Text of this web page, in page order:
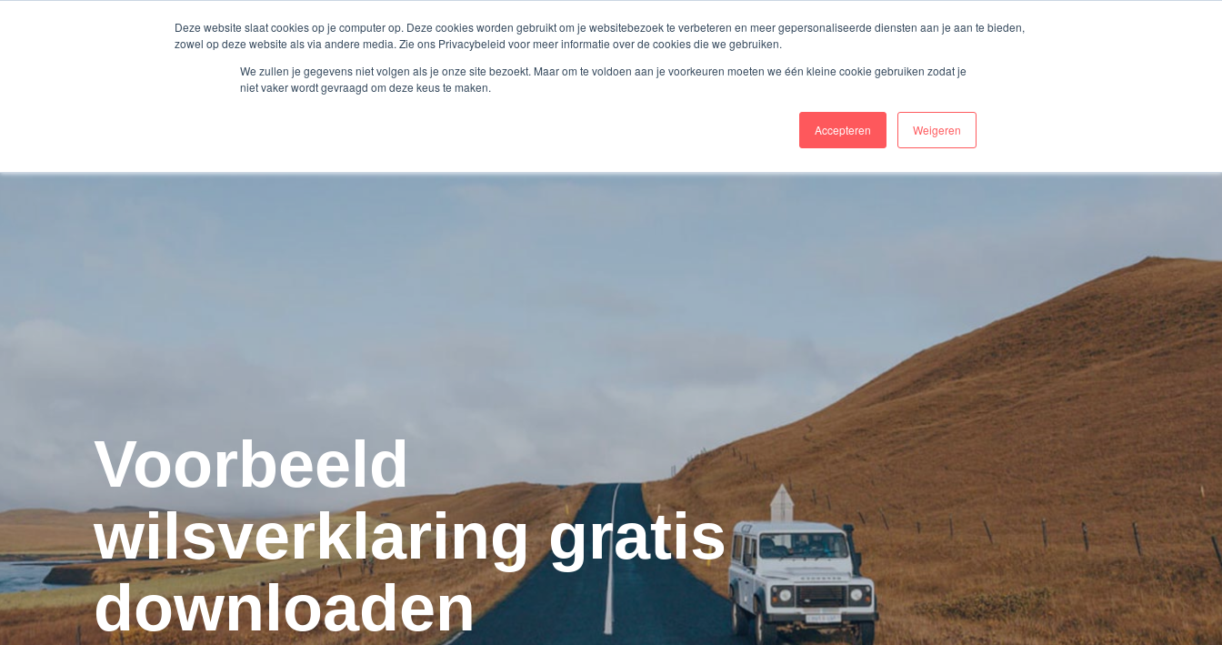
Deze website slaat cookies op je computer op. Deze cookies worden gebruikt om je websitebezoek te verbeteren en meer gepersonaliseerde diensten aan je aan te bieden,
zowel op deze website als via andere media. Zie ons Privacybeleid voor meer informatie over de cookies die we gebruiken.
We zullen je gegevens niet volgen als je onze site bezoekt. Maar om te voldoen aan je voorkeuren moeten we één kleine cookie gebruiken zodat je
niet vaker wordt gevraagd om deze keus te maken.
Accepteren Weigeren
Begin met opstellen
Voorbeeld
wilsverklaring gratis
downloaden